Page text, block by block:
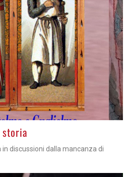
discussioni dalla mancanza di